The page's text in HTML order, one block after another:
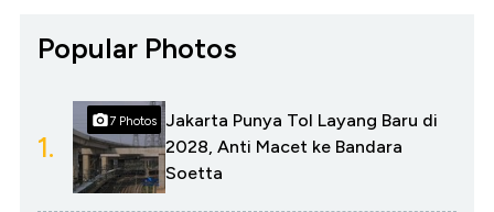
Popular Photos
1.
7 Photos
Jakarta Punya Tol Layang Baru di
2028, Anti Macet ke Bandara
Soetta